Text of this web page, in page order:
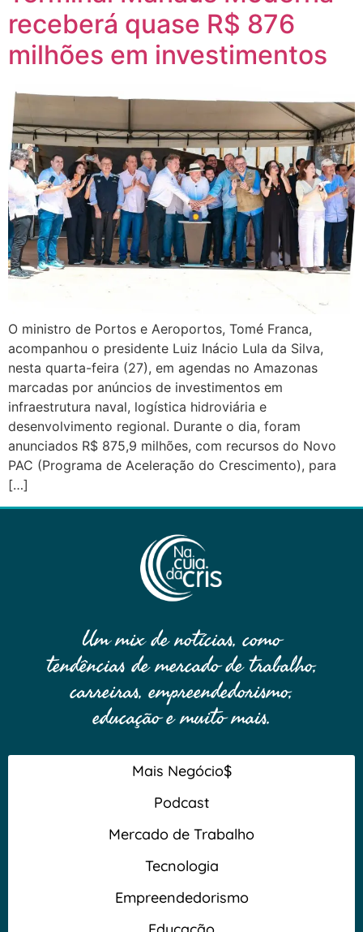
receberá quase R$ 876
milhões em investimentos
O ministro de Portos e Aeroportos, Tomé Franca,
acompanhou o presidente Luiz Inácio Lula da Silva,
nesta quarta-feira (27), em agendas no Amazonas
marcadas por anúncios de investimentos em
infraestrutura naval, logística hidroviária e
desenvolvimento regional. Durante o dia, foram
anunciados R$ 875,9 milhões, com recursos do Novo
PAC (Programa de Aceleração do Crescimento), para
[…]
Um mix de notícias, como
tendências de mercado de trabalho,
carreiras, empreendedorismo,
educação e muito mais.
Mais Negócio$
Podcast
Mercado de Trabalho
Tecnologia
Empreendedorismo